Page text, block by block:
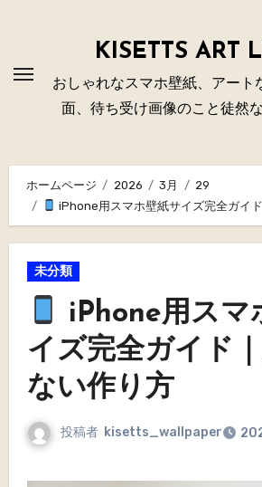
プ
KISETTS ART
おしゃれなスマホ壁紙、アート
面、待ち受け画像のこと徒然
ホームページ 2026 3月
29
iPhone用スマホ壁紙サイズ完全ガイ
未分類
iPhone用スマ
イズ完全ガイド
ない作り方
投稿者 kisetts_wallpaper